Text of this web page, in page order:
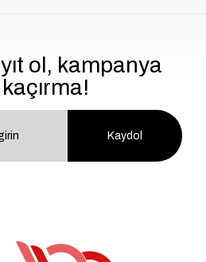
ol, kampanya
Kaydol